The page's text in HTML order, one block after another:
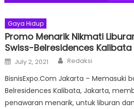
Gaya Hidup
Promo Menarik Nikmati
Swiss-Belresidences Kalibata
Posted
on
July 2, 2021 Author
Redaksi
BisnisExpo.Com Jakarta – Memasuki
Belresidences Kalibata, Jakarta,
penawaran menarik, untuk liburan